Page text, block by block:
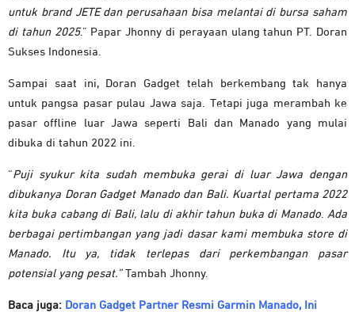
untuk brand JETE dan perusahaan bisa melantai di bursa saham
di tahun 2025.” Papar Jhonny di perayaan ulang tahun PT. Doran
Sukses Indonesia.
Sampai saat ini, Doran Gadget telah berkembang tak hanya
untuk pangsa pasar pulau Jawa saja. Tetapi juga merambah ke
pasar offline luar Jawa seperti Bali dan Manado yang mulai
dibuka di tahun 2022 ini.
“Puji syukur kita sudah membuka gerai di luar Jawa dengan
dibukanya Doran Gadget Manado dan Bali. Kuartal pertama 2022
kita buka cabang di Bali, lalu di akhir tahun buka di Manado.Ada
berbagai pertimbangan yang jadi dasar kami membuka store di
Manado. Itu ya, tidak terlepas dari perkembangan pasar
potensial yang pesat.”Tambah Jhonny.
Baca juga: Doran Gadget Partner Resmi Garmin Manado, Ini